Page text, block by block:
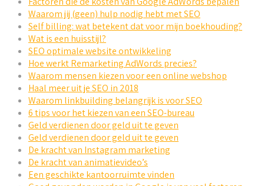
Waarom jij (geen) hulp nodig hebt met SEO
Self billing: wat betekent dat voor mijn boekhouding?
Wat is een huisstijl?
SEO optimale website ontwikkeling
Hoe werkt Remarketing AdWords precies?
Waarom mensen kiezen voor een online webshop
Haal meer uit je SEO in 2018
Waarom linkbuilding belangrijk is voor SEO
6 tips voor het kiezen van een SEO-bureau
Geld verdienen door geld uit te geven
Geld verdienen door geld uit te geven
De kracht van Instagram marketing
De kracht van animatievideo’s
Een geschikte kantoorruimte vinden